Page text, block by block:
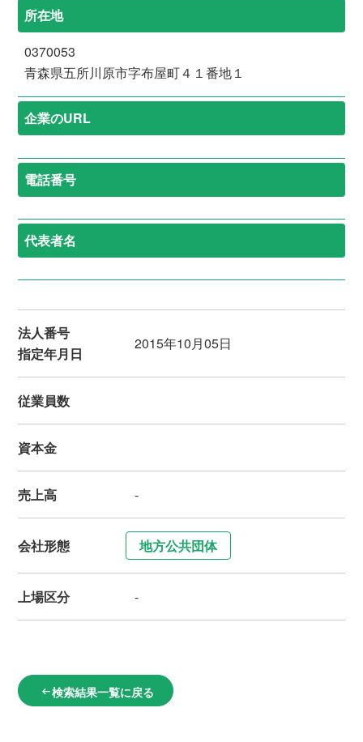
所在地
0370053
青森県五所川原市字布屋町４１番地１
企業のURL
電話番号
代表者名
法人番号
指定年月日
2015年10月05日
従業員数
資本金
売上高 -
会社形態 地方公共団体
上場区分 -
arrow_left_alt検索結果一覧に戻る